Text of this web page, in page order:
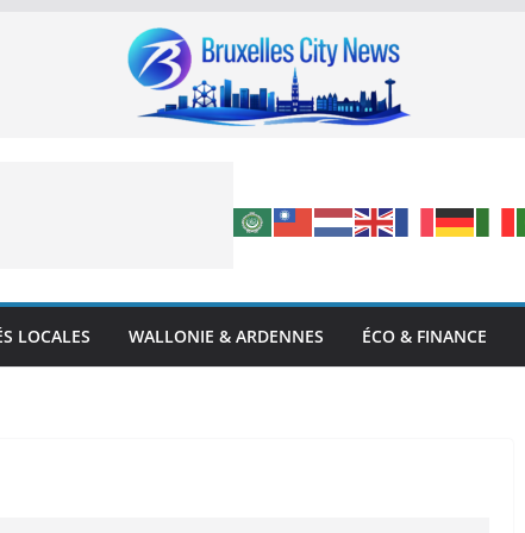
LOCALES WALLONIE & ARDENNES ÉCO & FINANCE